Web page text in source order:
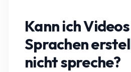
Kann ich
Sprachen
nicht spreche?